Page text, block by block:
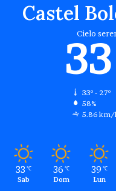
Castel
Cielo
33
33º - 27º
58%
5.86 km/
33 ℃
Sab
36 ℃
Dom
39 ℃
Lun